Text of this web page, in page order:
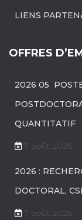
LIENS
OFFRES
2026 05
QUANTITATIF
7 août 2026
2026 :
DOCTORAL, CSI
7 août 2026